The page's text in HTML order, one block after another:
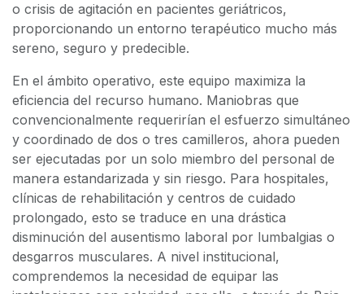
o crisis de agitación en pacientes geriátricos,
proporcionando un entorno terapéutico mucho más
sereno, seguro y predecible.
En el ámbito operativo, este equipo maximiza la
eficiencia del recurso humano. Maniobras que
convencionalmente requerirían el esfuerzo simultáneo
y coordinado de dos o tres camilleros, ahora pueden
ser ejecutadas por un solo miembro del personal de
manera estandarizada y sin riesgo. Para hospitales,
clínicas de rehabilitación y centros de cuidado
prolongado, esto se traduce en una drástica
disminución del ausentismo laboral por lumbalgias o
desgarros musculares. A nivel institucional,
comprendemos la necesidad de equipar las